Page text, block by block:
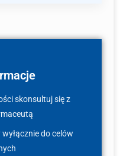
skonsultuj się z
do celów